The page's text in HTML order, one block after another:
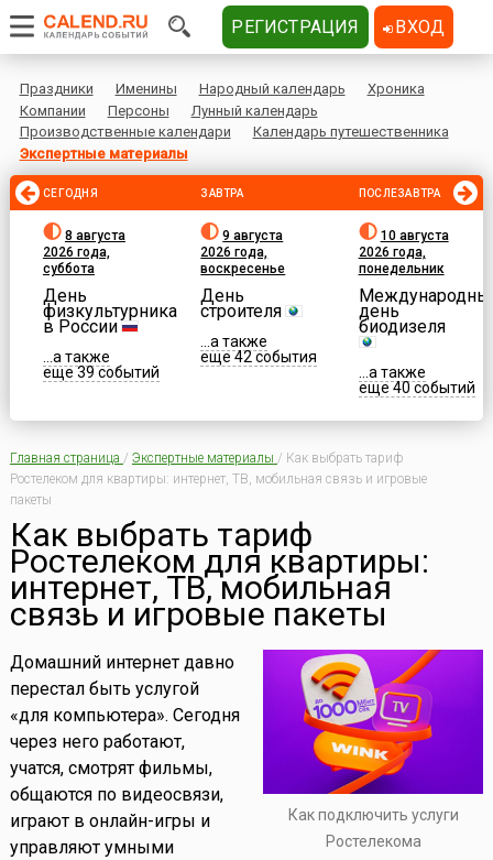
Праздники Именины Народный календарь
Хроника
Компании
Персоны
Лунный календарь
Производственные календари
Календарь путешественника
Экспертные материалы
СЕГОДНЯ
8 августа
2026 года,
суббота
День
физкультурника
в России
...а также
еще 39 событий
ЗАВТРА
9 августа
2026 года,
воскресенье
День
строителя
...а также
еще 42 события
ПОСЛЕЗАВТРА
10 августа
2026 года,
понедельник
день
биодизеля
...а также
еще 40 событий
Главная страница / Экспертные материалы / Как выбрать тариф
Ростелеком для квартиры: интернет, ТВ, мобильная связь и игровые
пакеты
Как выбрать тариф
Ростелеком для квартиры:
интернет, ТВ, мобильная
связь и игровые пакеты
Как подключить услуги
Ростелекома
Домашний интернет давно
перестал быть услугой
«для компьютера». Сегодня
через него работают,
учатся, смотрят фильмы,
общаются по видеосвязи,
играют в онлайн-игры и
управляют умными
РЕГИСТРАЦИЯ ВХОД